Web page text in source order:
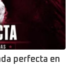
perfecta en